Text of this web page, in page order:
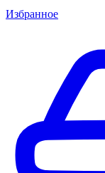
Избранное